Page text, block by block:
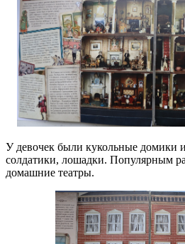
У девочек были кукольные домики
солдатики, лошадки. Популярным
домашние театры.